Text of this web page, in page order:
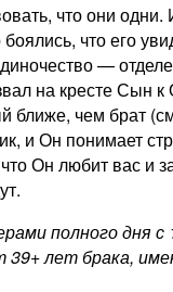
что они
что его
—
на кресте Сын к
ближе, чем брат
и Он понимает
Он любит вас и
полного дня
лет брака,